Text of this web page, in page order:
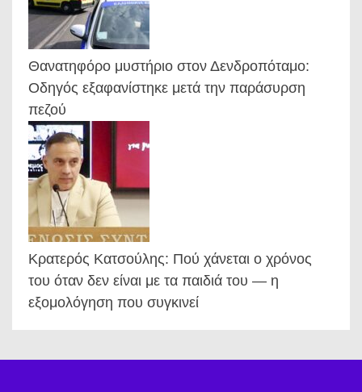
Θανατηφόρο μυστήριο στον Δενδροπόταμο:
Οδηγός εξαφανίστηκε μετά την παράσυρση
πεζού
Κρατερός Κατσούλης: Πού χάνεται ο χρόνος
του όταν δεν είναι με τα παιδιά του — η
εξομολόγηση που συγκινεί